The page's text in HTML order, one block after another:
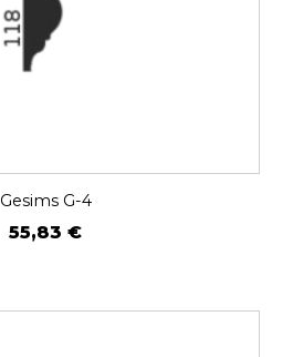
Gesims G-4
55,83 €